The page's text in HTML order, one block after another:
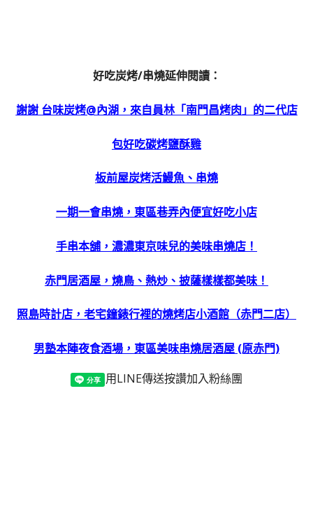
好吃炭烤/串燒延伸閱讀：
謝謝 台味炭烤@內湖，來自員林「南門昌烤肉」的二代店
包好吃碳烤鹽酥雞
板前屋炭烤活鰻魚、串燒
一期一會串燒，東區巷弄內便宜好吃小店
手串本舖，濃濃東京味兒的美味串燒店！
赤門居酒屋，燒鳥、熱炒、披薩樣樣都美味！
照島時計店，老宅鐘錶行裡的燒烤店小酒館（赤門二店）
男塾本陣夜食酒場，東區美味串燒居酒屋 (原赤門)
用LINE傳送按讚加入粉絲團